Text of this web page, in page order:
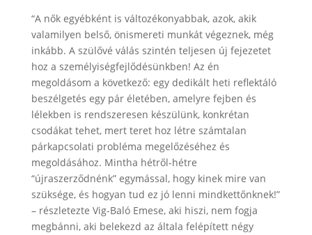
“A nők egyébként is változékonyabbak, azok, akik
valamilyen belső, önismereti munkát végeznek, még
inkább. A szülővé válás szintén teljesen új fejezetet
hoz a személyiségfejlődésünkben! Az én
megoldásom a következő: egy dedikált heti reflektáló
beszélgetés egy pár életében, amelyre fejben és
lélekben is rendszeresen készülünk, konkrétan
csodákat tehet, mert teret hoz létre számtalan
párkapcsolati probléma megelőzéséhez és
megoldásához. Mintha hétről-hétre
“újraszerződnénk” egymással, hogy kinek mire van
szüksége, és hogyan tud ez jó lenni mindkettőnknek!”
– részletezte Vig-Baló Emese, aki hiszi, nem fogja
megbánni, aki belekezd az általa felépített négy